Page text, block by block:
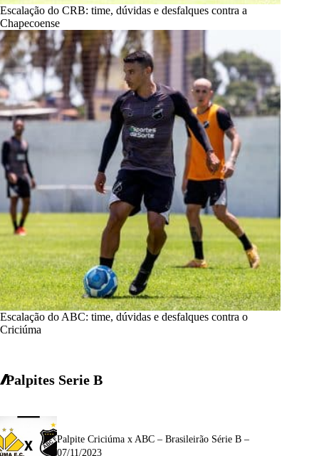
Escalação do CRB: time, dúvidas e desfalques contra a
Chapecoense
Escalação do ABC: time, dúvidas e desfalques contra o
Criciúma
Palpites Serie B
Palpite Criciúma x ABC – Brasileirão Série B –
07/11/2023